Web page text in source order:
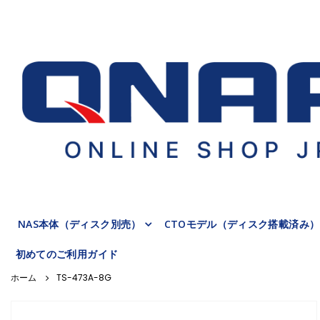
NAS本体（ディスク別売） CTOモデル（ディスク搭載済み）
初めてのご利用ガイド
TS-473A-8G